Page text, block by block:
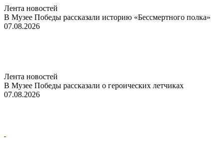
Лента новостей
В Музее Победы рассказали историю «Бессмертного полка»
07.08.2026
Лента новостей
В Музее Победы рассказали о героических летчиках
07.08.2026